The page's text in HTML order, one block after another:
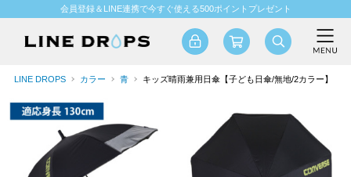
会員登録＆LINE連携で今すぐ使える500ポイントプレゼント
LINE DROPS カラー 青 キッズ晴雨兼用日傘【子ども日傘/無地/2カラー】